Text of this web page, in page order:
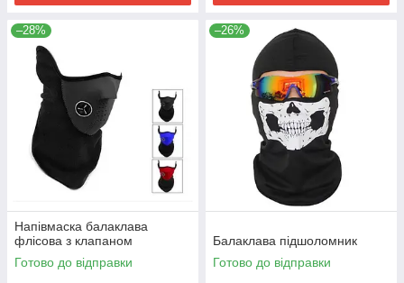
–28%
Напівмаска балаклава
флісова з клапаном
Готово до відправки
–26%
Балаклава підшоломник
Готово до відправки